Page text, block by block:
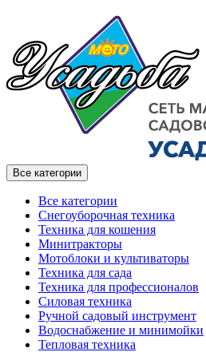
Все категории
Все категории
Снегоуборочная техника
Техника для кошения
Минитракторы
Мотоблоки и культиваторы
Техника для сада
Техника для профессионалов
Силовая техника
Ручной садовый инструмент
Водоснабжение и минимойки
Тепловая техника